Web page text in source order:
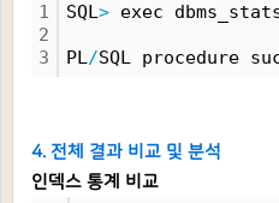
1
2
3
SQL> exec
PL/SQL procedure
4. 전체 결과 비교 및 분석
인덱스 통계 비교